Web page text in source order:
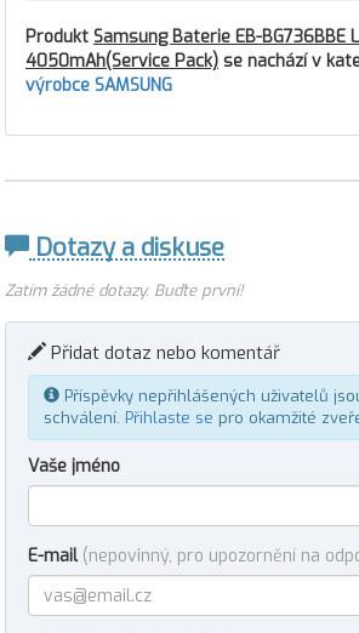
Produkt Samsung Baterie EB-BG736BBE
4050mAh(Service Pack) se nachází v
výrobce SAMSUNG
Dotazy a diskuse
Zatím žádné dotazy. Buďte první!
Přidat dotaz nebo komentář
Příspěvky nepřihlášených uživatelů
schválení. Přihlaste se pro okamžité
Vaše jméno
E-mail (nepovinný, pro upozornění na